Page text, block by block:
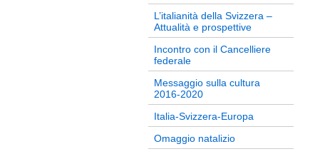
L’italianità della Svizzera –
Attualità e prospettive
Incontro con il Cancelliere
federale
Messaggio sulla cultura
2016-2020
Italia-Svizzera-Europa
Omaggio natalizio